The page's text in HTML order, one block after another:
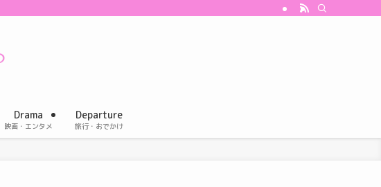
Drama
映画・エンタメ
Departure
旅行・おでかけ